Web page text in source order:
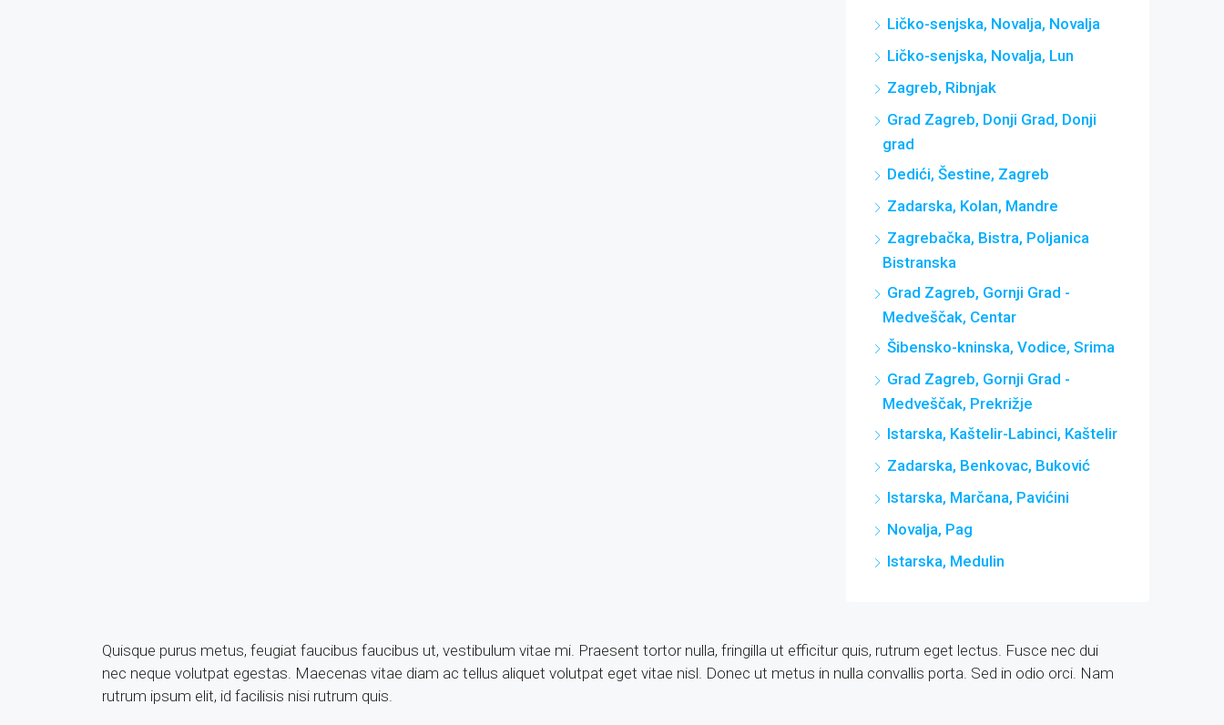
Ličko-senjska, Novalja, Novalja
Ličko-senjska, Novalja, Lun
Zagreb, Ribnjak
Grad Zagreb, Donji Grad, Donji
grad
Dedići, Šestine, Zagreb
Zadarska, Kolan, Mandre
Zagrebačka, Bistra, Poljanica
Bistranska
Grad Zagreb, Gornji Grad -
Medveščak, Centar
Šibensko-kninska, Vodice, Srima
Grad Zagreb, Gornji Grad -
Medveščak, Prekrižje
Istarska, Kaštelir-Labinci, Kaštelir
Zadarska, Benkovac, Buković
Istarska, Marčana, Pavićini
Novalja, Pag
Istarska, Medulin
Quisque purus metus, feugiat faucibus faucibus ut, vestibulum vitae mi. Praesent tortor nulla, fringilla ut efficitur quis, rutrum eget lectus. Fusce nec dui
nec neque volutpat egestas. Maecenas vitae diam ac tellus aliquet volutpat eget vitae nisl. Donec ut metus in nulla convallis porta. Sed in odio orci. Nam
rutrum ipsum elit, id facilisis nisi rutrum quis.